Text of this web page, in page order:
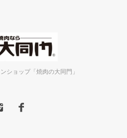
ショップ「焼肉の大同門」